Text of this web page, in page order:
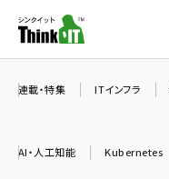
ン
連載・特集 ITインフラ
AI・人工知能 Kubernetes